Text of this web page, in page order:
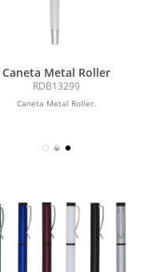
Caneta Metal Roller
RDB13299
Caneta Metal Roller.